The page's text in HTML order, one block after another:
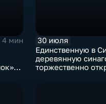
4 мин
30 июля
Единственную в
деревянную
торжественно